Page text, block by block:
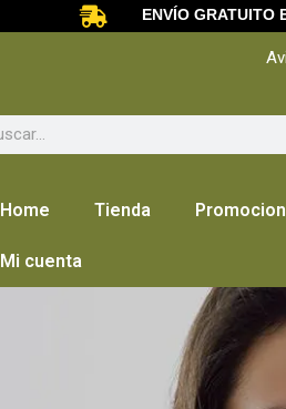
ENVÍO GRATUITO
Home Tienda
Mi cuenta